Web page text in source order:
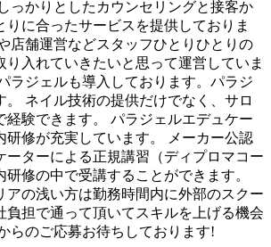
っかりとしたカウンセリングと接客か
りに合ったサービスを提供しておりま
店舗運営などスタッフひとりひとりの
り入れていきたいと思って運営していま
ラジェルも導入しております。パラジ
。 ネイル技術の提供だけでなく、サロ
経験できます。 パラジェルエデュケー
研修が充実しています。 メーカー公認
ーターによる正規講習（ディプロマコー
研修の中で受講することができます。
アの浅い方は勤務時間内に外部のスクー
負担で通って頂いてスキルを上げる機会
らのご応募お待ちしております!